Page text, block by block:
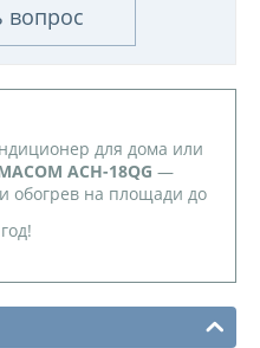
вопрос
для дома или
ACH-18QG —
обогрев на площади до